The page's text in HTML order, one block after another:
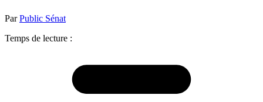
ParPublic Sénat
Temps de lecture :